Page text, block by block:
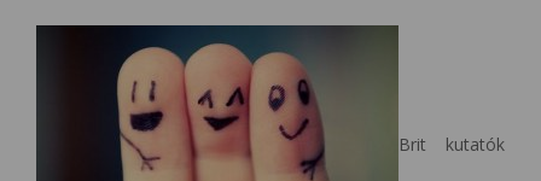
Brit kutatók